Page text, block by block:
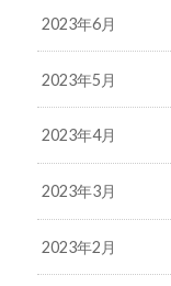
2023年6月
2023年5月
2023年4月
2023年3月
2023年2月